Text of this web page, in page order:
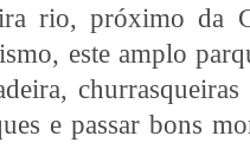
rio, próximo da
este amplo
e passar bons